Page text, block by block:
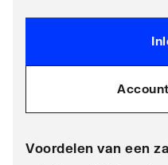
Voordelen van een